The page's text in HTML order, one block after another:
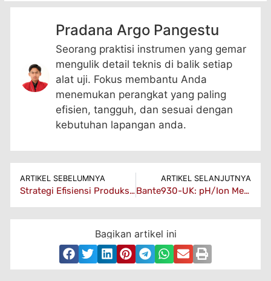
Pradana Argo Pangestu
Seorang praktisi instrumen yang gemar
mengulik detail teknis di balik setiap
alat uji. Fokus membantu Anda
menemukan perangkat yang paling
efisien, tangguh, dan sesuai dengan
kebutuhan lapangan anda.
ARTIKEL SEBELUMNYA
Strategi Efisiensi Produksi Kemasan: Kurangi Limbah & Biaya
ARTIKEL SELANJUTNYA
Bante930-UK: pH/Ion Meter Presisi Untuk Laboratorium Dan Industri
Bagikan artikel ini